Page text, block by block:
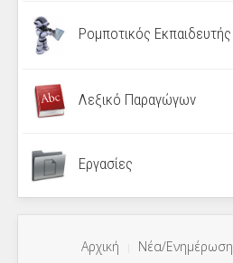
Ρομποτικός Εκπαιδευτής
Λεξικό Παραγώγων
Εργασίες
Αρχική Νέα/Ενημέρωση